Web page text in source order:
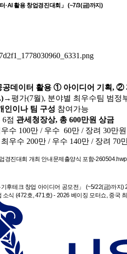
·AI 활용 창업경진대회」 (~7/3(금)까지)
공데이터 활용 ① 아이디어 기획, ②
→평가(7월), 분야별 최우수팀 범정
인이나 팀 구성 참여가능
점 관세청장상, 총 600만원 상금
100만 / 우수 60만 / 장려 30만원
최우수 200만 / 우수 140만 / 장려 70
경진대회 개최 안내문제출양식 포함-
후테크 창업 아이디어 공모전」 (~5/22(금)까지)
식 (472호, 471호) - 2026 베이징 모터쇼, 중국